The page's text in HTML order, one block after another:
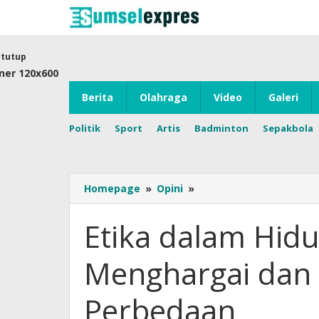
konten
Berita Olahraga Video Galeri
Politik Sport Artis Badminton Sepakbola
tutup
Homepage » Opini »
dalam
Adalah
Saling
Menghargai
dan
Menghormati
Perbedaan
Etika dalam
Menghargai
Perbedaan